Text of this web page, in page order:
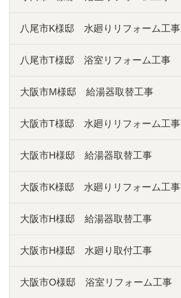
八尾市K様邸 水廻りリフォーム工事
八尾市T様邸 浴室リフォーム工事
大阪市M様邸 給湯器取替工事
大阪市T様邸 水廻りリフォーム工事
大阪市H様邸 給湯器取替工事
大阪市K様邸 水廻りリフォーム工事
大阪市H様邸 給湯器取替工事
大阪市H様邸 水廻り取付工事
大阪市O様邸 浴室リフォーム工事